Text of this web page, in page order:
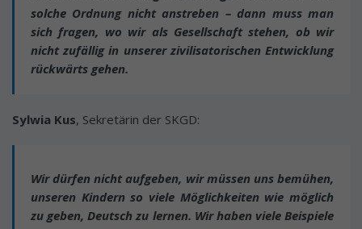
solche Ordnung nicht anstreben – dann muss man
sich fragen, wo wir als Gesellschaft stehen, ob wir
nicht zufällig in unserer zivilisatorischen Entwicklung
rückwärts gehen.
Sylwia Kus, Sekretärin der SKGD:
Wir dürfen nicht aufgeben, wir müssen uns bemühen,
unseren Kindern so viele Möglichkeiten wie möglich
zu geben, Deutsch zu lernen. Wir haben viele Beispiele